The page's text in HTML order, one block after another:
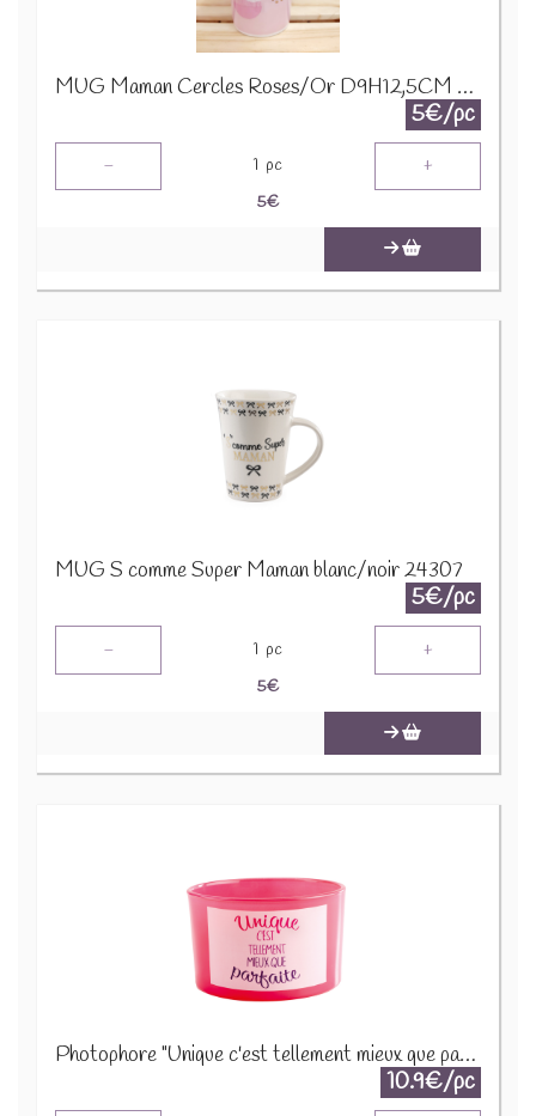
MUG Maman Cercles Roses/Or D9H12,5CM 24321
5€/pc
- 1 pc +
5€
MUG S comme Super Maman blanc/noir 24307
5€/pc
- 1 pc +
5€
Photophore "Unique c'est tellement mieux que parfaite" D13H8cm 22622
10.9€/pc